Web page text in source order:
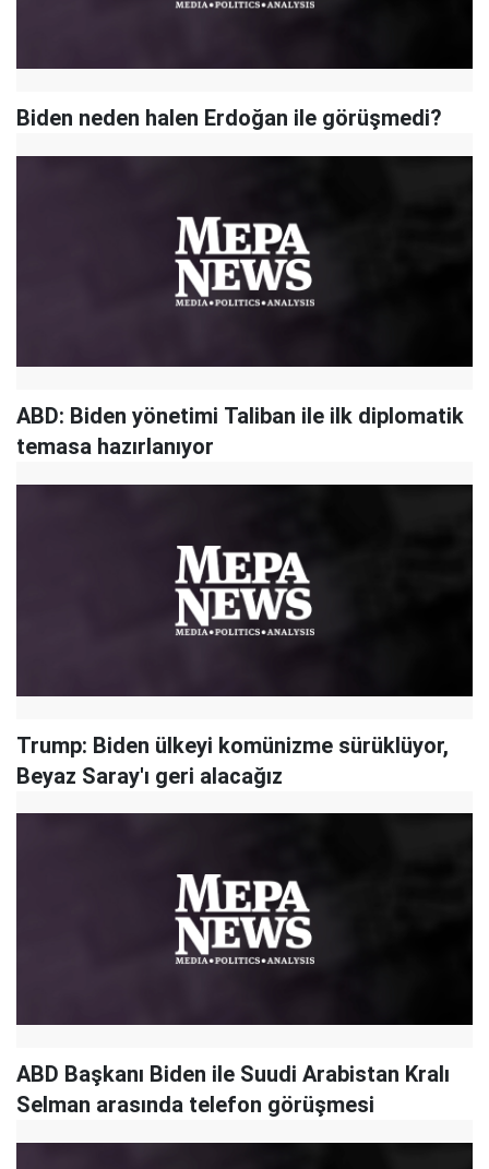
Biden neden halen Erdoğan ile görüşmedi?
ABD: Biden yönetimi Taliban ile ilk diplomatik
temasa hazırlanıyor
Trump: Biden ülkeyi komünizme sürüklüyor,
Beyaz Saray'ı geri alacağız
ABD Başkanı Biden ile Suudi Arabistan Kralı
Selman arasında telefon görüşmesi